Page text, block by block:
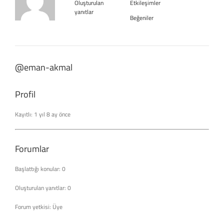
Oluşturulan
yanıtlar
Etkileşimler
Beğeniler
@eman-akmal
Profil
Kayıtlı: 1 yıl 8 ay önce
Forumlar
Başlattığı konular: 0
Oluşturulan yanıtlar: 0
Forum yetkisi: Üye